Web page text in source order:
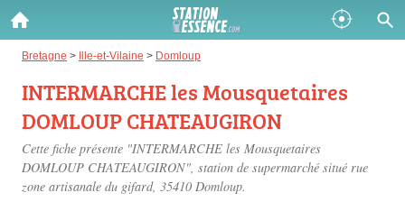
Bretagne > Ille-et-Vilaine > Domloup
INTERMARCHE les Mousquetaires
DOMLOUP CHATEAUGIRON
Cette fiche présente "INTERMARCHE les Mousquetaires
DOMLOUP CHATEAUGIRON", station de supermarché situé rue
zone artisanale du gifard, 35410 Domloup.
Gazole :
Disponible Épuisé
SP 98 :
Disponible